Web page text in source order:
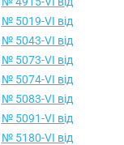
№ 5019-VI від
№ 5043-VI від
№ 5073-VI від
№ 5074-VI від
№ 5083-VI від
№ 5091-VI від
№ 5180-VI від